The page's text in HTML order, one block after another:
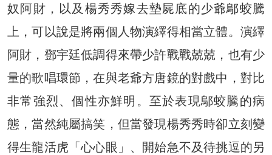
奴阿財，以及楊秀秀嫁去墊屍底的少爺鄔蛟騰
上，可以說是將兩個人物演繹得相當立體。演繹
阿財，鄧宇廷低調得來帶少許戰戰兢兢，也有少
量的歌唱環節，在與老爺方唐鏡的對戲中，對比
非常強烈、個性亦鮮明。至於表現鄔蛟騰的病
態，當然純屬搞笑，但當發現楊秀秀時卻立刻變
得生龍活虎「心心眼」、開始急不及待挑逗的另